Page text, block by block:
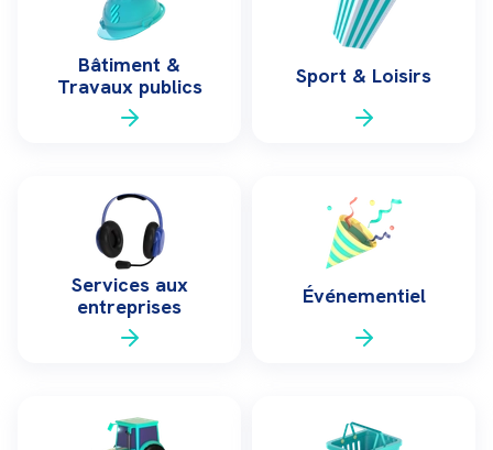
Bâtiment &
Travaux publics
Sport & Loisirs
Services aux
entreprises
Événementiel